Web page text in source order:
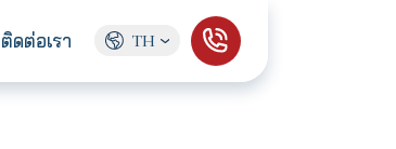
ข่าวประชาสัมพันธ์ ติดต่อเรา